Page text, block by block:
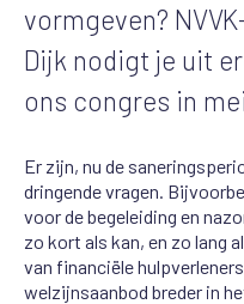
vormgeven?
Dijk nodigt je uit
ons congres in
Er zijn, nu de
dringende vragen.
voor de begeleiding en
zo kort als kan, en zo lang
van financiële
welzijnsaanbod breder in